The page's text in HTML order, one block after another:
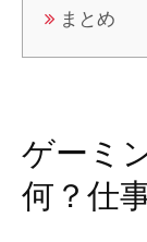
まとめ
ゲーミ
何？仕